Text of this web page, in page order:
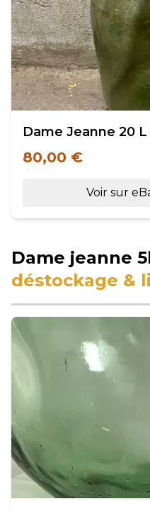
Dame Jeanne 20
80,00 €
Voir sur
Dame jeanne
déstockage &